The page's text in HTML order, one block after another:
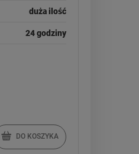
duża ilość
24 godziny
DO KOSZYKA